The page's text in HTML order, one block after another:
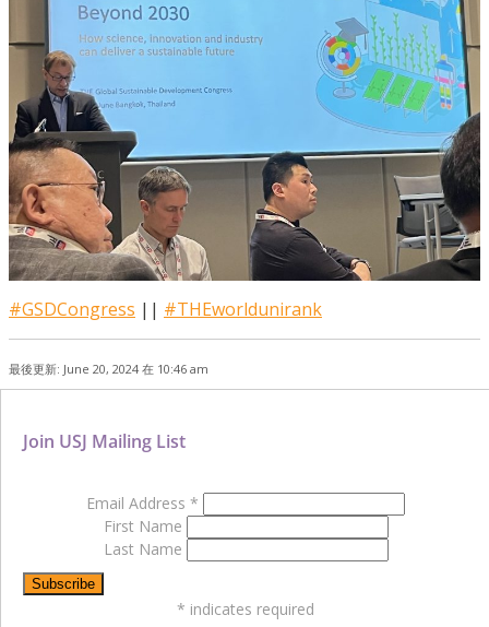
#GSDCongress || #THEworldunirank
最後更新: June 20, 2024 在 10:46 am
Join USJ Mailing List
Email Address *
First Name
Last Name
* indicates required